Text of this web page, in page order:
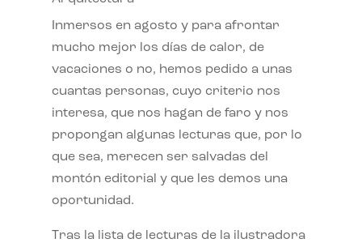
Inmersos en agosto y para afrontar
mucho mejor los días de calor, de
vacaciones o no, hemos pedido a unas
cuantas personas, cuyo criterio nos
interesa, que nos hagan de faro y nos
propongan algunas lecturas que, por lo
que sea, merecen ser salvadas del
montón editorial y que les demos una
oportunidad.
Tras la lista de lecturas de la ilustradora